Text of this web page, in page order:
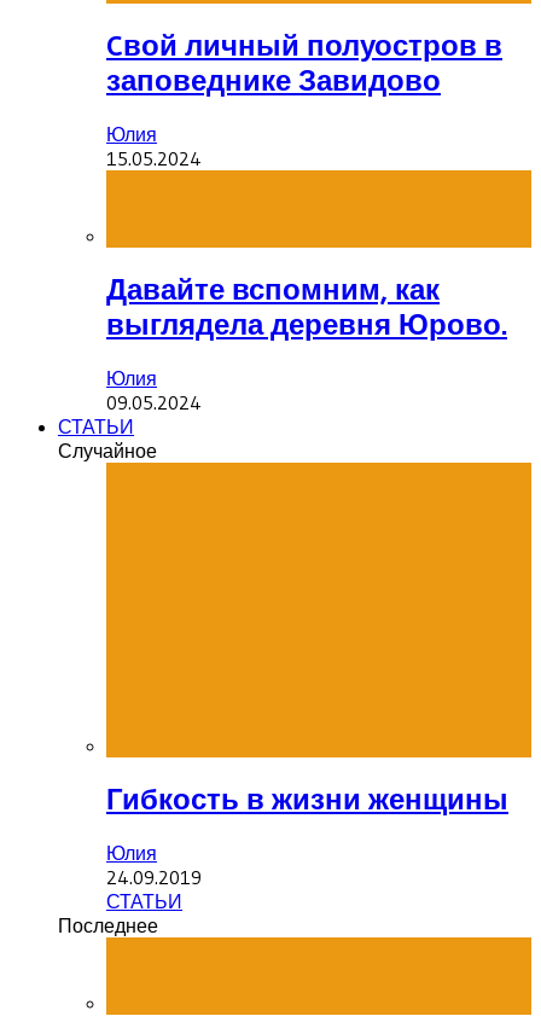
Cвой личный полуостров в
заповеднике Завидово
Юлия
15.05.2024
Давайте вспомним, как
выглядела деревня Юрово.
Юлия
09.05.2024
СТАТЬИ
Случайное
Гибкость в жизни женщины
Юлия
24.09.2019
СТАТЬИ
Последнее